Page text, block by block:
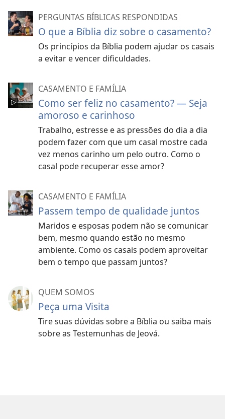
PERGUNTAS BÍBLICAS RESPONDIDAS
O que a Bíblia diz sobre o casamento?
Os princípios da Bíblia podem ajudar os casais
a evitar e vencer dificuldades.
CASAMENTO E FAMÍLIA
Como ser feliz no casamento? — Seja
amoroso e carinhoso
Trabalho, estresse e as pressões do dia a dia
podem fazer com que um casal mostre cada
vez menos carinho um pelo outro. Como o
casal pode recuperar esse amor?
CASAMENTO E FAMÍLIA
Passem tempo de qualidade juntos
Maridos e esposas podem não se comunicar
bem, mesmo quando estão no mesmo
ambiente. Como os casais podem aproveitar
bem o tempo que passam juntos?
QUEM SOMOS
Peça uma Visita
Tire suas dúvidas sobre a Bíblia ou saiba mais
sobre as Testemunhas de Jeová.